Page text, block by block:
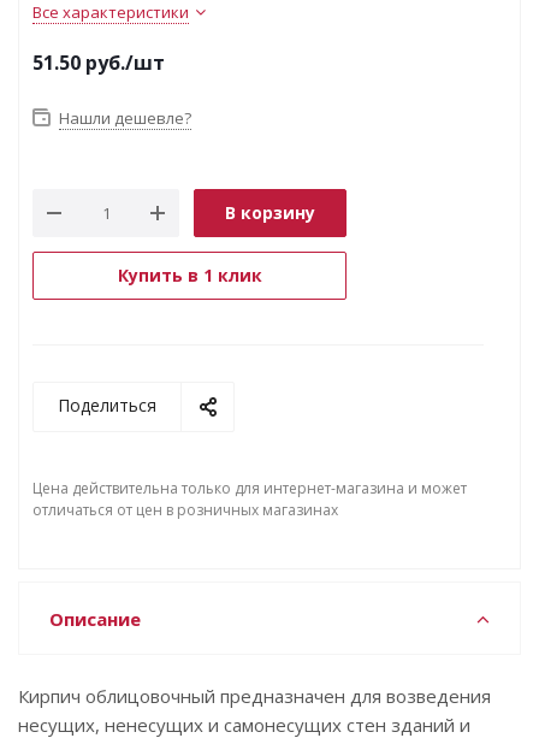
Все характеристики
51.50 руб./шт
Нашли дешевле?
В корзину
Купить в 1 клик
Поделиться
Цена действительна только для интернет-магазина и может
отличаться от цен в розничных магазинах
Описание
Кирпич облицовочный предназначен для возведения
несущих, ненесущих и самонесущих стен зданий и